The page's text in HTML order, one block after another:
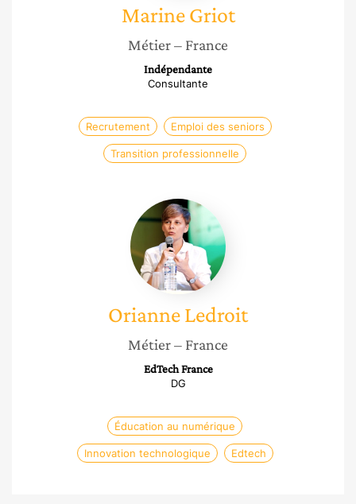
Marine Griot
Métier– France
Indépendante
Consultante
Recrutement Emploi des seniors
Transition professionnelle
Orianne
Ledroit
OrianneLedroit
Métier– France
EdTech France
DG
Éducation au numérique
Innovation technologique Edtech